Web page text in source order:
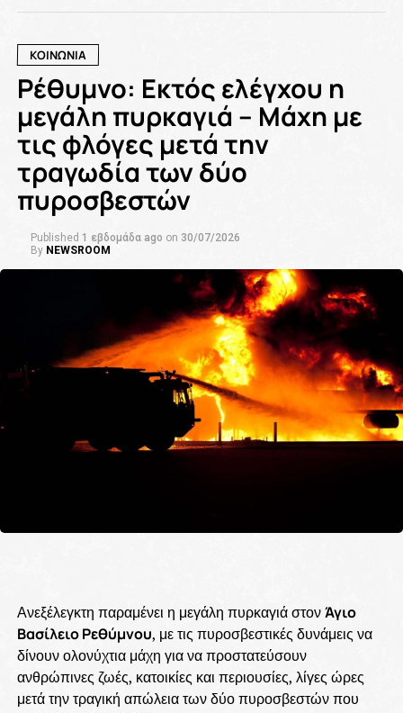
ΚΟΙΝΩΝΙΑ
Ρέθυμνο: Εκτός ελέγχου η
μεγάλη πυρκαγιά – Μάχη με
τις φλόγες μετά την
τραγωδία των δύο
πυροσβεστών
Published 1 εβδομάδα ago on 30/07/2026
By NEWSROOM
Ανεξέλεγκτη παραμένει η μεγάλη πυρκαγιά στονΆγιο
Βασίλειο Ρεθύμνου, με τις πυροσβεστικές δυνάμεις να
δίνουν ολονύχτια μάχη για να προστατεύσουν
ανθρώπινες ζωές, κατοικίες και περιουσίες, λίγες ώρες
μετά την τραγική απώλεια των δύο πυροσβεστών που